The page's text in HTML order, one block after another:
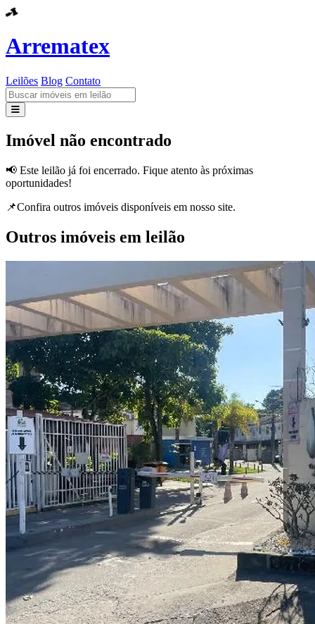
Arrematex
Leilões Blog Contato
Leilões
Imóvel não encontrado
📢 Este leilão já foi encerrado. Fique atento às próximas
oportunidades!
📌Confira outros imóveis disponíveis em nosso site.
Outros imóveis em leilão